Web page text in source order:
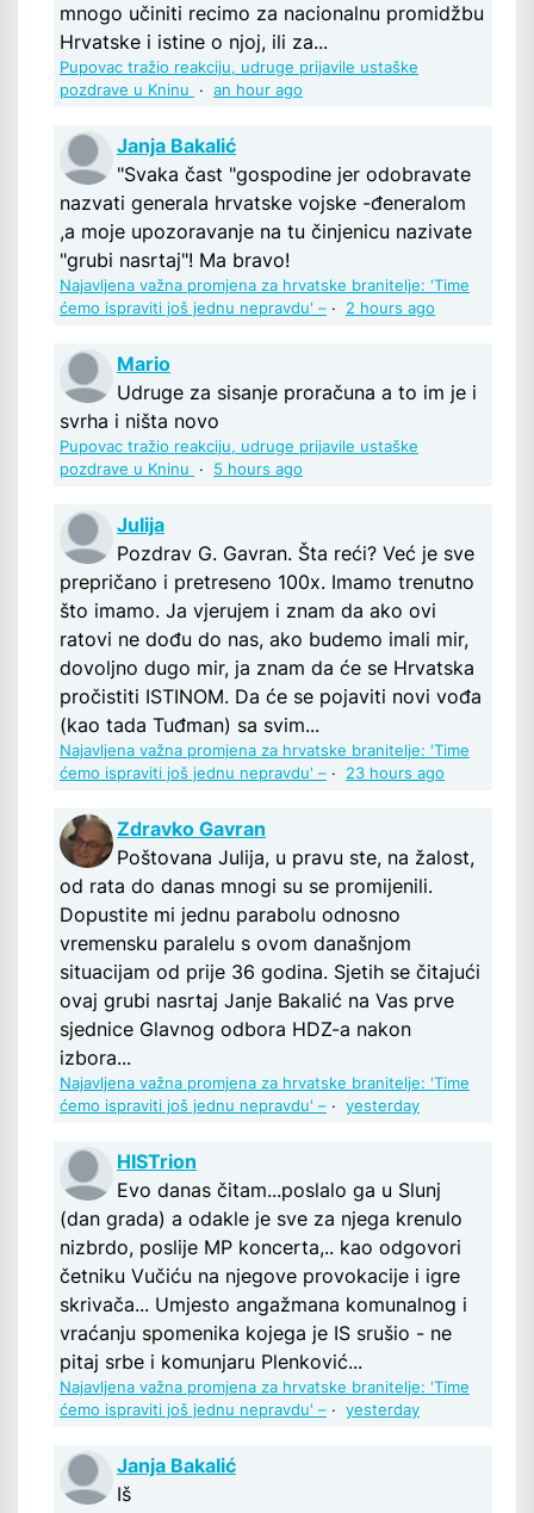
mnogo učiniti recimo za nacionalnu promidžbu
Hrvatske i istine o njoj, ili za...
Pupovac tražio reakciju, udruge prijavile ustaške
pozdrave u Kninu
· an hour ago
Janja Bakalić
"Svaka čast "gospodine jer odobravate
nazvati generala hrvatske vojske -đeneralom
,a moje upozoravanje na tu činjenicu nazivate
"grubi nasrtaj"! Ma bravo!
Najavljena važna promjena za hrvatske branitelje: 'Time
ćemo ispraviti još jednu nepravdu' – · 2 hours ago
Mario
Udruge za sisanje proračuna a to im je i
svrha i ništa novo
Pupovac tražio reakciju, udruge prijavile ustaške
pozdrave u Kninu
· 5 hours ago
Julija
Pozdrav G. Gavran. Šta reći? Već je sve
prepričano i pretreseno 100x. Imamo trenutno
što imamo. Ja vjerujem i znam da ako ovi
ratovi ne dođu do nas, ako budemo imali mir,
dovoljno dugo mir, ja znam da će se Hrvatska
pročistiti ISTINOM. Da će se pojaviti novi vođa
(kao tada Tuđman) sa svim...
Najavljena važna promjena za hrvatske branitelje: 'Time
ćemo ispraviti još jednu nepravdu' – · 23 hours ago
Zdravko Gavran
Poštovana Julija, u pravu ste, na žalost,
od rata do danas mnogi su se promijenili.
Dopustite mi jednu parabolu odnosno
vremensku paralelu s ovom današnjom
situacijam od prije 36 godina. Sjetih se čitajući
ovaj grubi nasrtaj Janje Bakalić na Vas prve
sjednice Glavnog odbora HDZ-a nakon
izbora...
Najavljena važna promjena za hrvatske branitelje: 'Time
ćemo ispraviti još jednu nepravdu' – · yesterday
HISTrion
Evo danas čitam...poslalo ga u Slunj
(dan grada) a odakle je sve za njega krenulo
nizbrdo, poslije MP koncerta,.. kao odgovori
četniku Vučiću na njegove provokacije i igre
skrivača... Umjesto angažmana komunalnog i
vraćanju spomenika kojega je IS srušio - ne
pitaj srbe i komunjaru Plenković...
Najavljena važna promjena za hrvatske branitelje: 'Time
ćemo ispraviti još jednu nepravdu' – · yesterday
Janja Bakalić
Iš